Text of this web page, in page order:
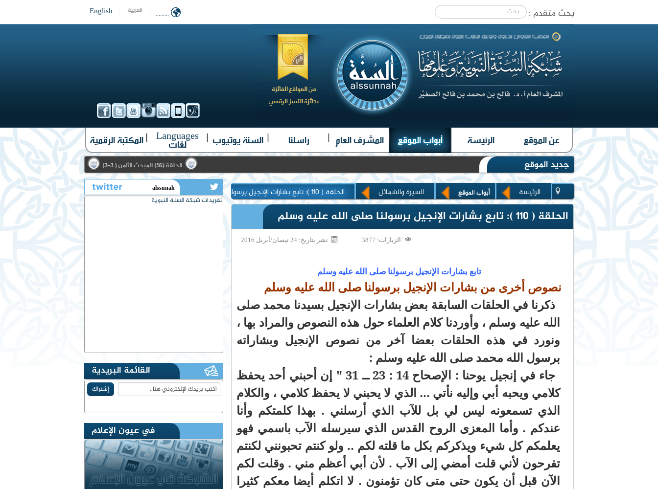
بحث متقدم : English العربية .........
عن الموقع الرئيسة أبواب الموقع | المشرف العام | راسلنا | السنة يوتيوب |
Languages
لغات |المكتبة الرقمية
جديد الموقع
الحلقة (56) المبحث الثامن ( 3-3) الحلقة (10) الأمثال الواردة في حديث الحارث الأشعري (1-3)
الرئيسة أبواب الموقع السيرة والشمائل الحلقة ( 110 ): تابع بشارات الإنجيل برسولنا صلى الله عليه وسلم
الحلقة ( 110 ): تابع بشارات الإنجيل برسولنا صلى الله عليه وسلم
نشر بتاريخ: 24 نيسان/أبريل 2016 الزيارات: 3877
تابع بشارات الإنجيل برسولنا صلى الله عليه وسلم
نصوص أخرى من بشارات الإنجيل برسولنا صلى الله عليه وسلم
ذكرنا في الحلقات السابقة بعض بشارات الإنجيل بسيدنا محمد صلى
الله عليه وسلم ، وأوردنا كلام العلماء حول هذه النصوص والمراد بها ،
ونورد في هذه الحلقات بعضا آخر من نصوص الإنجيل وبشاراته
برسول الله محمد صلى الله عليه وسلم :
جاء في إنجيل يوحنا : الإصحاح 14 : 23 ــ 31 " إن أحبني أحد يحفظ
كلامي ويحبه أبي وإليه نأتي ... الذي لا يحبني لا يحفظ كلامي ، والكلام
الذي تسمعونه ليس لي بل للآب الذي أرسلني . بهذا كلمتكم وأنا
عندكم . وأما المعزى الروح القدس الذي سيرسله الآب باسمي فهو
يعلمكم كل شيء ويذكركم بكل ما قلته لكم .. ولو كنتم تحبونني لكنتم
تفرحون لأني قلت أمضي إلى الآب . لأن أبي أعظم مني . وقلت لكم
الآن قبل أن يكون حتى متى كان تؤمنون . لا اتكلم أيضا معكم كثيرا
تغريدات شبكة السنة النبوية
القائمة البريدية
في عيون الإعلام